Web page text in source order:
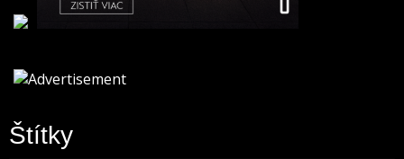
Štítky